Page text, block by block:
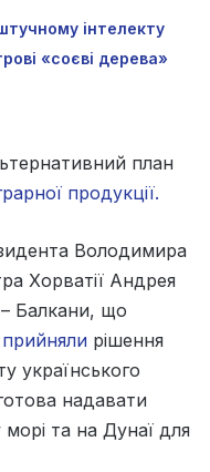
інтелекту
«соєві дерева»
план
продукції.
Володимира
Хорватії Андрея
– Балкани, що
прийняли рішення
українського
надавати
та на Дунаї для